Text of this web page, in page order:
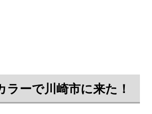
ラーで川崎市に来た！